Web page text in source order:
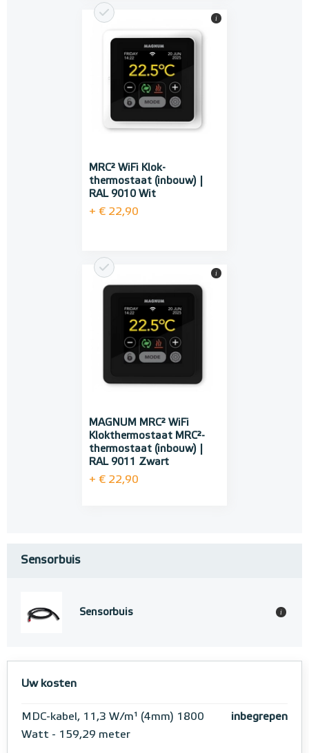
MRC² WiFi Klok-
thermostaat (inbouw) |
RAL 9010 Wit
+ € 22,90
i
MAGNUM MRC² WiFi
Klokthermostaat MRC²-
thermostaat (inbouw) |
RAL 9011 Zwart
+ € 22,90
i
Sensorbuis
Sensorbuis i
Uw kosten
MDC-kabel, 11,3 W/m¹ (4mm) 1800
Watt - 159,29 meter
inbegrepen